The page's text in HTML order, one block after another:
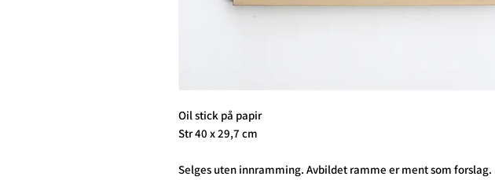
Oil stick på papir
Str 40 x 29,7 cm
Selges uten innramming. Avbildet ramme er ment som forslag.